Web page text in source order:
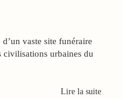
vaste site funéraire
civilisations urbaines du
Lire la suite